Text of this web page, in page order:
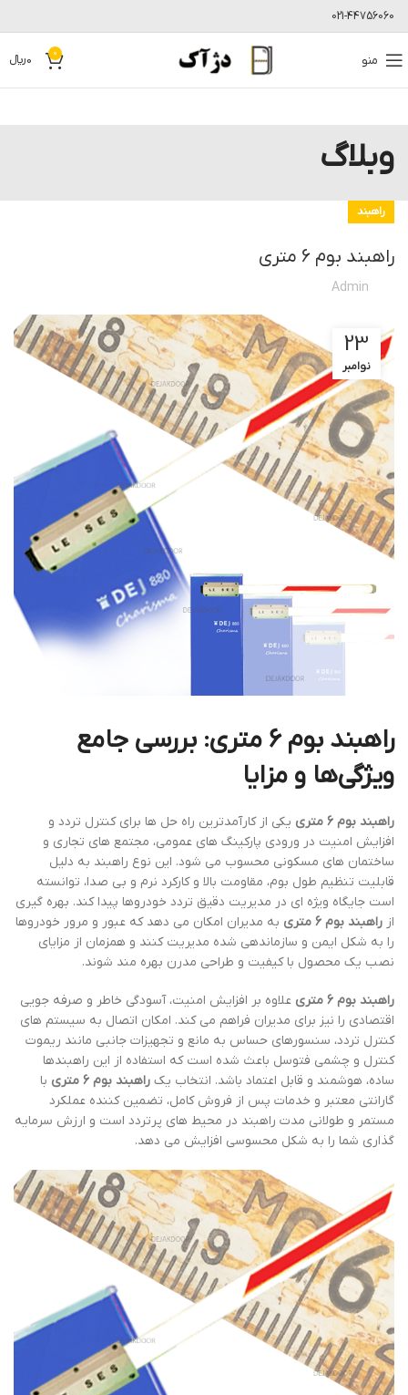
021-44756060
منو 0
0﷼
وبلاگ
راهبند
راهبند بوم 6 متری
Admin
23
نوامبر
راهبند بوم 6 متری: بررسی جامع
ویژگی‌ها و مزایا
راهبند بوم 6 متری
یکی از کارآمدترین راه حل ها برای کنترل تردد و
افزایش امنیت در ورودی پارکینگ های عمومی، مجتمع های تجاری و
ساختمان های مسکونی محسوب می شود. این نوع راهبند به دلیل
قابلیت تنظیم طول بوم، مقاومت بالا و کارکرد نرم و بی صدا، توانسته
است جایگاه ویژه ای در مدیریت دقیق تردد خودروها پیدا کند. بهره گیری
از راهبند بوم 6 متری
به مدیران امکان می دهد که عبور و مرور خودروها
را به شکل ایمن و سازماندهی شده مدیریت کنند و همزمان از مزایای
نصب یک محصول با کیفیت و طراحی مدرن بهره مند شوند.
راهبند بوم 6 متری
علاوه بر افزایش امنیت، آسودگی خاطر و صرفه جویی
اقتصادی را نیز برای مدیران فراهم می کند. امکان اتصال به سیستم های
کنترل تردد، سنسورهای حساس به مانع و تجهیزات جانبی مانند ریموت
کنترل و چشمی فتوسل باعث شده است که استفاده از این راهبندها
ساده، هوشمند و قابل اعتماد باشد. انتخاب یک راهبند بوم 6 متری
با
گارانتی معتبر و خدمات پس از فروش کامل، تضمین کننده عملکرد
مستمر و طولانی مدت راهبند در محیط های پرتردد است و ارزش سرمایه
گذاری شما را به شکل محسوسی افزایش می دهد.